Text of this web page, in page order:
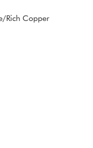
Rich Copper